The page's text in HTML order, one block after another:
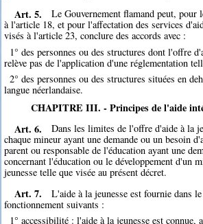
Art. 5.
Le Gouvernement flamand peut, pour
à l'article 18, et pour l'affectation des services
visés à l'article 23, conclure des accords avec :
1° des personnes ou des structures dont l'offre
relève pas de l'application d'une réglementation
2° des personnes ou des structures situées en
langue néerlandaise.
CHAPITRE III. - Principes de l'aide
Art. 6.
Dans les limites de l'offre d'aide à la
chaque mineur ayant une demande ou un besoin
parent ou responsable de l'éducation ayant une
concernant l'éducation ou le développement d'un
jeunesse telle que visée au présent décret.
Art. 7.
L'aide à la jeunesse est fournie dans
fonctionnement suivants :
1° accessibilité : l'aide à la jeunesse est connue,